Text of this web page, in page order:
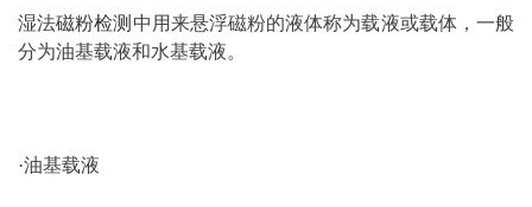
湿法磁粉检测 中用来悬浮磁粉的液体称为载液或载体，一般
分为油基载液和水基载液。
·油基载液